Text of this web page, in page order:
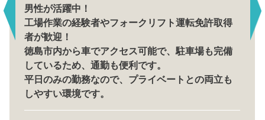
男性が活躍中！
工場作業の経験者やフォークリフト運転免許取得
者が歓迎！
徳島市内から車でアクセス可能で、駐車場も完備
しているため、通勤も便利です。
平日のみの勤務なので、プライベートとの両立も
しやすい環境です。